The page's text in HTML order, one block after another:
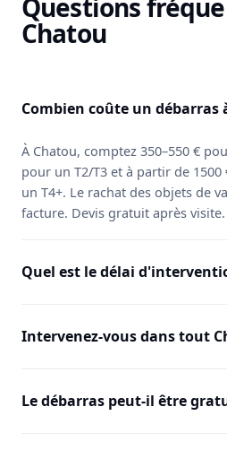
Questions
Chatou
Combien coûte un débarras
À Chatou, comptez 350–550 €
pour un T2/T3 et à partir de
un T4+. Le rachat des objets de
facture. Devis gratuit après visite.
Quel est le délai
Intervenez-vous dans tout
Le débarras peut-il être